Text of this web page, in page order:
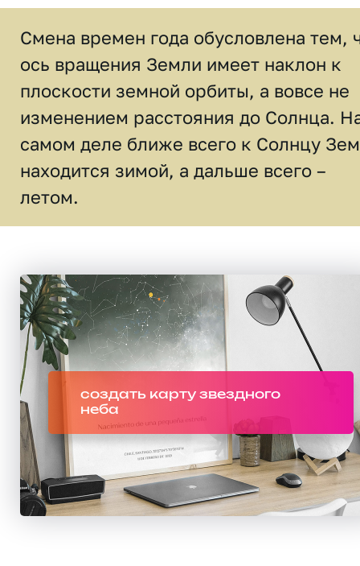
Смена времен года обусловлена тем,
ось вращения Земли имеет наклон к
плоскости земной орбиты, а вовсе не
изменением расстояния до Солнца.
самом деле ближе всего к Солнцу
находится зимой, а дальше всего –
летом.
создать карту звездного
неба